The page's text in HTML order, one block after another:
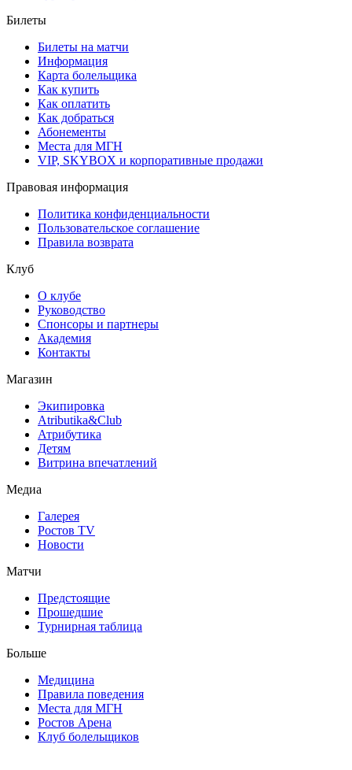
Билеты
Билеты на матчи
Информация
Карта болельщика
Как купить
Как оплатить
Как добраться
Абонементы
Места для МГН
VIP, SKYBOX и корпоративные продажи
Правовая информация
Политика конфиденциальности
Пользовательское соглашение
Правила возврата
Клуб
О клубе
Руководство
Спонсоры и партнеры
Академия
Контакты
Магазин
Экипировка
Atributika&Club
Атрибутика
Детям
Витрина впечатлений
Медиа
Галерея
Ростов TV
Новости
Матчи
Предстоящие
Прошедшие
Турнирная таблица
Больше
Медицина
Правила поведения
Места для МГН
Ростов Арена
Клуб болельщиков